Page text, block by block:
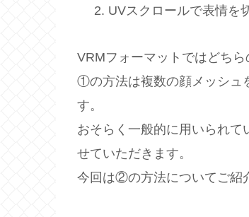
UVスクロールで表情を
VRMフォーマットではどち
①の方法は複数の顔メッシュ
す。
おそらく一般的に用いられて
せていただきます。
今回は②の方法についてご紹